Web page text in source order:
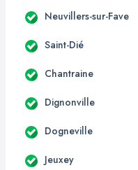
Neuvillers-sur-Fave
Saint-Dié
Chantraine
Dignonville
Dogneville
Jeuxey